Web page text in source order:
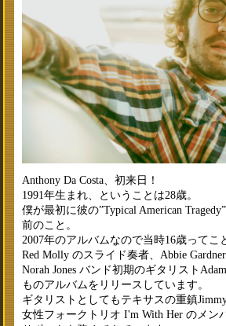
Anthony Da Costa、初来日！
1991年生まれ、ということは28歳。
僕が最初に彼の”Typical American
前のこと。
2007年のアルバムなので当時16歳ってこ
Red Molly のスライド奏者、Abbie Gardner
Norah Jones バンド初期のギタリスト
ものアルバムをリリースしています。
ギタリストとしてもテキサスの重鎮Jimmy
女性フォークトリオ I'm With Her のメン